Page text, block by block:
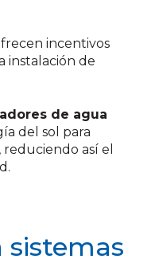
incentivos
instalación de
de agua
del sol para
así el